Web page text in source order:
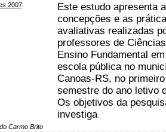
2007
Este estudo apresenta
concepções e as
avaliativas realizadas
professores de
Ensino Fundamental
escola pública no
Canoas-RS, no primeiro
semestre do ano letivo
Os objetivos da
investiga
Carmo Brito